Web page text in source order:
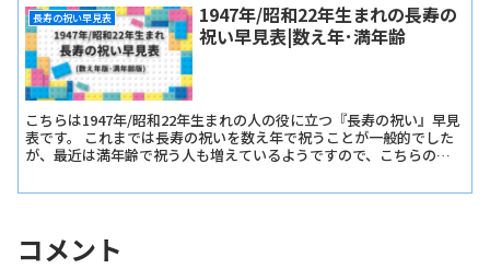
長寿の祝い早見表
1947年/昭和22年生まれの長寿の
祝い早見表|数え年･満年齢
こちらは1947年/昭和22年生まれの人の役に立つ『長寿の祝い』早見
表です。 これまでは長寿の祝いを数え年で祝うことが一般的でした
が、最近は満年齢で祝う人も増えているようですので、こちらの早
年齢版』をご用意しました。
コメント